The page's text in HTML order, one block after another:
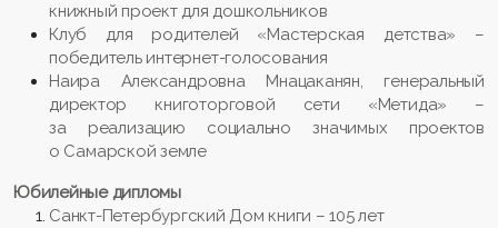
книжный проект для дошкольников
Клуб для родителей «Мастерская детства» –
победитель интернет-голосования
Наира Александровна Мнацаканян, генеральный
директор книготорговой сети «Метида» –
за реализацию социально значимых проектов
о Самарской земле
Юбилейные дипломы
Санкт-Петербургский Дом книги – 105 лет